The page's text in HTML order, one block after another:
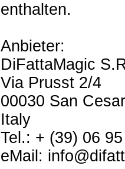
enthalten.
Anbieter:
DiFattaMagic
Via Prusst 2/4
00030 San
Italy
Tel.: + (39) 06
eMail: